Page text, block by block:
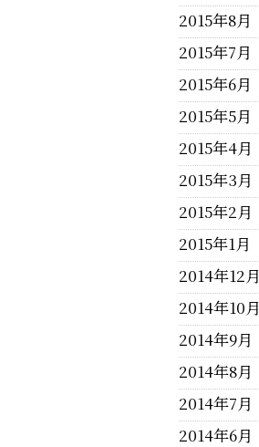
2015年8月
2015年7月
2015年6月
2015年5月
2015年4月
2015年3月
2015年2月
2015年1月
2014年12月
2014年10月
2014年9月
2014年8月
2014年7月
2014年6月